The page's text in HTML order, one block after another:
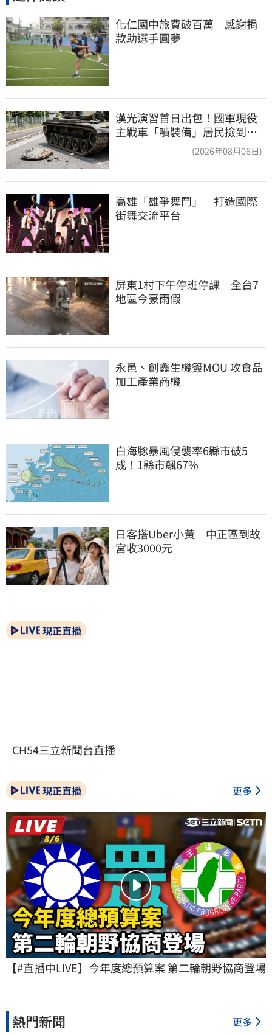
化仁國中旅費破百萬　感謝捐
款助選手圓夢
漢光演習首日出包！國軍現役
主戰車「噴裝備」居民撿到零
(2026年08月06日)
高雄「雄爭舞鬥」　打造國際
街舞交流平台
屏東1村下午停班停課　全台7
地區今豪雨假
永邑、創鑫生機簽MOU 攻食品
加工產業商機
白海豚暴風侵襲率6縣市破5
成！1縣市飆67%
日客搭Uber小黃　中正區到故
宮收3000元
現正直播
CH54三立新聞台直播
現正直播 更多
【#直播中LIVE】今年度總預算案 第二輪朝野協商登場
熱門新聞 更多